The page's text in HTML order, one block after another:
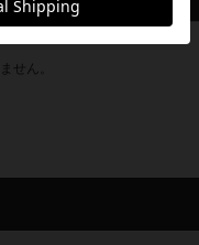
せん。